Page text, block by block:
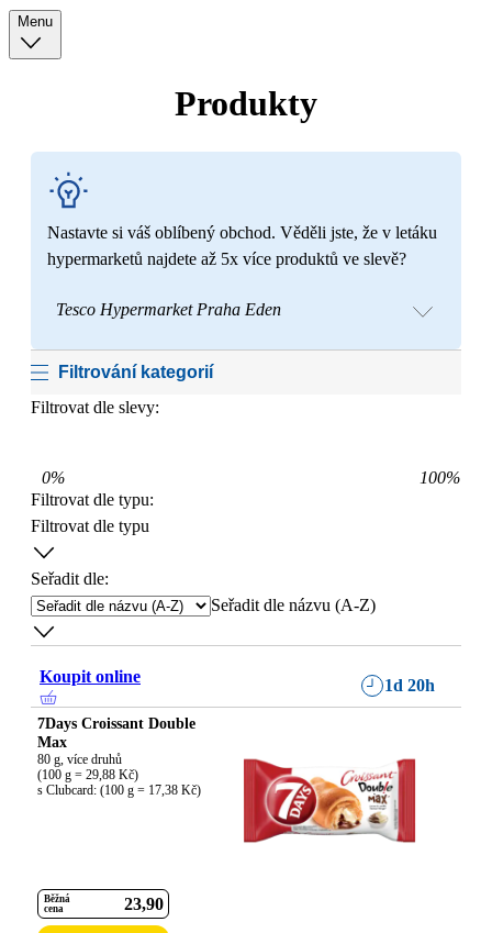
Menu
Produkty
Nastavte si váš oblíbený obchod. Věděli jste, že v letáku
hypermarketů najdete až 5x více produktů ve slevě?
Tesco Hypermarket Praha Eden
Filtrování kategorií
Filtrovat dle slevy:
0% 100%
Filtrovat dle typu:
Filtrovat dle typu
Seřadit dle:
Seřadit dle názvu (A-Z)
Koupit online 1d 20h
7Days Croissant Double
Max
80 g, více druhů
(100 g = 29,88 Kč)
s Clubcard: (100 g = 17,38 Kč)
Běžná
cena
23 90